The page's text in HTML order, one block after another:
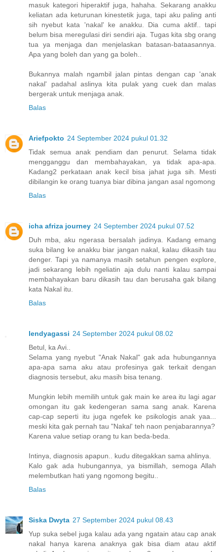
masuk kategori hiperaktif juga, hahaha. Sekarang anakku
keliatan ada keturunan kinestetik juga, tapi aku paling anti
sih nyebut kata 'nakal' ke anakku. Dia cuma aktif.. tapi
belum bisa meregulasi diri sendiri aja. Tugas kita sbg orang
tua ya menjaga dan menjelaskan batasan-bataasannya.
Apa yang boleh dan yang ga boleh..
Bukannya malah ngambil jalan pintas dengan cap 'anak
nakal' padahal aslinya kita pulak yang cuek dan malas
bergerak untuk menjaga anak.
Balas
Ariefpokto 24 September 2024 pukul 01.32
Tidak semua anak pendiam dan penurut. Selama tidak
mengganggu dan membahayakan, ya tidak apa-apa.
Kadang2 perkataan anak kecil bisa jahat juga sih. Mesti
dibilangin ke orang tuanya biar dibina jangan asal ngomong
Balas
icha afriza journey 24 September 2024 pukul 07.52
Duh mba, aku ngerasa bersalah jadinya. Kadang emang
suka bilang ke anakku biar jangan nakal, kalau dikasih tau
denger. Tapi ya namanya masih setahun pengen explore,
jadi sekarang lebih ngeliatin aja dulu nanti kalau sampai
membahayakan baru dikasih tau dan berusaha gak bilang
kata Nakal itu.
Balas
lendyagassi 24 September 2024 pukul 08.02
Betul, ka Avi..
Selama yang nyebut "Anak Nakal" gak ada hubungannya
apa-apa sama aku atau profesinya gak terkait dengan
diagnosis tersebut, aku masih bisa tenang.
Mungkin lebih memilih untuk gak main ke area itu lagi agar
omongan itu gak kedengeran sama sang anak. Karena
cap-cap seperti itu juga ngefek ke psikologis anak yaa...
meski kita gak pernah tau "Nakal' teh naon penjabarannya?
Karena value setiap orang tu kan beda-beda.
Intinya, diagnosis apapun.. kudu ditegakkan sama ahlinya.
Kalo gak ada hubungannya, ya bismillah, semoga Allah
melembutkan hati yang ngomong begitu..
Balas
Siska Dwyta 27 September 2024 pukul 08.43
Yup suka sebel juga kalau ada yang ngatain atau cap anak
nakal hanya karena anaknya gak bisa diam atau aktif